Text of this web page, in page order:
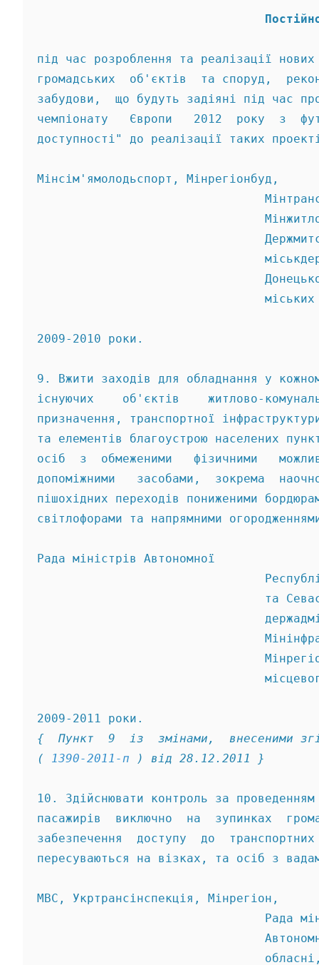
під час розроблення та реалізації
громадських  об'єктів  та споруд,
забудови,  що будуть задіяні під час
чемпіонату   Європи   2012  року  з
доступності" до реалізації таких
Мінсім'ямолодьспорт, Мінрегіонбуд,
2009-2010 роки.
9. Вжити заходів для обладнання у
існуючих    об'єктів    житлово-
призначення, транспортної
та елементів благоустрою населених
осіб  з  обмеженими   фізичними
допоміжними   засобами,  зокрема
пішохідних переходів пониженими
світлофорами та напрямними
Рада міністрів Автономної
та
{  Пункт  9  із  змінами,  внесеними
( 1390-2011-п ) від 28.12.2011 }
10. Здійснювати контроль за
пасажирів  виключно  на  зупинках
забезпечення  доступу  до
пересуваються на візках, та осіб з
МВС, Укртрансінспекція, Мінрегіон,
Рада